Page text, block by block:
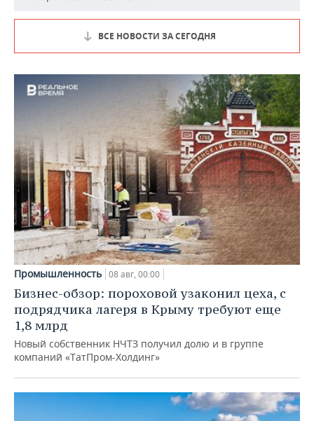
ВСЕ НОВОСТИ ЗА СЕГОДНЯ
Промышленность 08 авг, 00:00
Бизнес-обзор: пороховой узаконил цеха, с
подрядчика лагеря в Крыму требуют еще
1,8 млрд
Новый собственник НЧТЗ получил долю и в группе
компаний «ТатПром-Холдинг»